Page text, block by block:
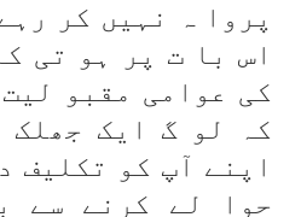
پروا ہ نہیں کر
اس با ت پر ہو تی
کی عوامی مقبو
کہ لو گ ایک جھلک
اپنے آپ کو تکلیف
حوا لے کرنے سے